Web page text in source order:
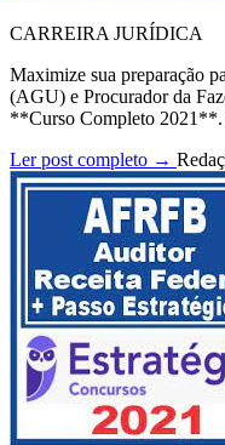
CARREIRA JURÍDICA
Maximize sua preparação
(AGU) e Procurador da
**Curso Completo 2021**.
Ler post completo →